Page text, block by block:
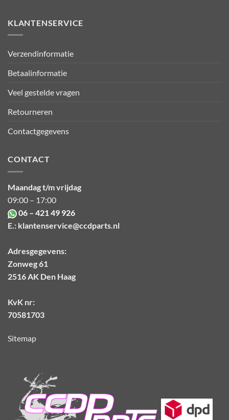
KLANTENSERVICE
Verzendinformatie
Betaalinformatie
Veel gestelde vragen
Retourneren
Contactgegevens
CONTACT
Maandag t/m vrijdag
09:00 – 17:00
06 – 421 49 926
E.: klantenservice@ccdparts.nl
Adresgegevens:
Zonweg 61
2516 AK Den Haag
KvK nr:
70581703
Sitemap